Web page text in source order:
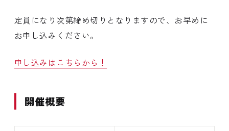
定員になり次第締め切りとなりますので、お早めに
お申し込みください。
申し込みはこちらから！
開催概要